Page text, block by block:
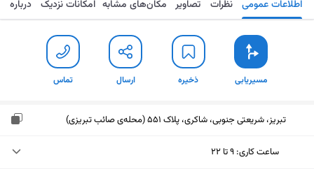
مسیریابی ذخیره ارسال تماس اطلاعات عمومی نظرات تصاویر مکان‌های مشابه امکانات نزدیک درباره
مسیریابی ذخیره ارسال تماس
تبریز، شریعتی جنوبی، شاکری، پلاک 551 (محله‌ی صائب تبریزی)
ساعت کاری: ۹ تا ۲۲